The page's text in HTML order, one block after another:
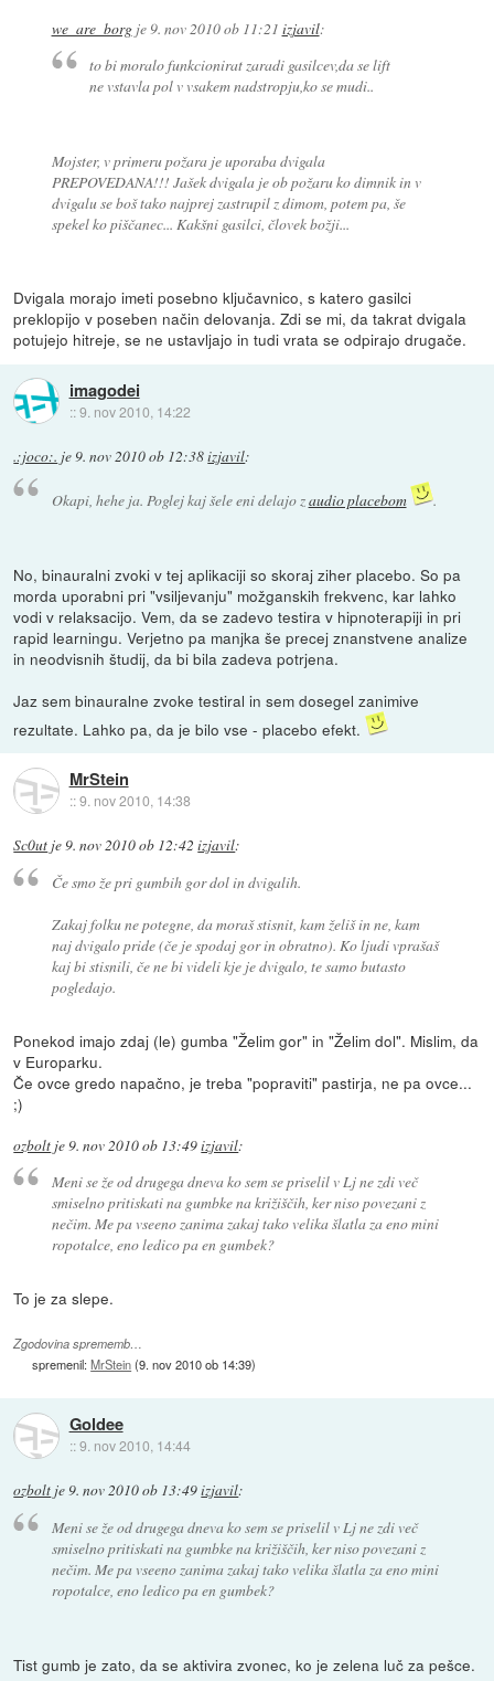
we_are_borgje9. nov 2010 ob 11:21 izjavil:
to bi moralo funkcionirat zaradi gasilcev,da se lift
ne vstavla pol v vsakem nadstropju,ko se mudi..
Mojster, v primeru požara je uporaba dvigala
PREPOVEDANA!!! Jašek dvigala je ob požaru ko dimnik in v
dvigalu se boš tako najprej zastrupil z dimom, potem pa, še
spekel ko piščanec... Kakšni gasilci, človek božji...
Dvigala morajo imeti posebno ključavnico, s katero gasilci
preklopijo v poseben način delovanja. Zdi se mi, da takrat dvigala
potujejo hitreje, se ne ustavljajo in tudi vrata se odpirajo drugače.
imagodei
::9. nov 2010, 14:22
.:joco:. je 9. nov 2010 ob 12:38izjavil:
Okapi, hehe ja. Poglej kaj šele eni delajo zaudio placebom .
No, binauralni zvoki v tej aplikaciji so skoraj ziher placebo. So pa
morda uporabni pri "vsiljevanju" možganskih frekvenc, kar lahko
vodi v relaksacijo. Vem, da se zadevo testira v hipnoterapiji in pri
rapid learningu. Verjetno pa manjka še precej znanstvene analize
in neodvisnih študij, da bi bila zadeva potrjena.
Jaz sem binauralne zvoke testiral in sem dosegel zanimive
rezultate. Lahko pa, da je bilo vse - placebo efekt.
MrStein
::9. nov 2010, 14:38
Sc0ut je9. nov 2010 ob 12:42 izjavil:
Če smo že pri gumbih gor dol in dvigalih.
Zakaj folku ne potegne, da moraš stisnit, kam želiš in ne, kam
naj dvigalo pride (če je spodaj gor in obratno). Ko ljudi vprašaš
kaj bi stisnili, če ne bi videli kje je dvigalo, te samo butasto
pogledajo.
Ponekod imajo zdaj (le) gumba "Želim gor" in "Želim dol". Mislim, da
v Europarku.
Če ovce gredo napačno, je treba "popraviti" pastirja, ne pa ovce...
;)
ozbolt je 9. nov 2010 ob 13:49izjavil:
Meni se že od drugega dneva ko sem se priselil v Lj ne zdi več
smiselno pritiskati na gumbke na križiščih, ker niso povezani z
nečim. Me pa vseeno zanima zakaj tako velika šlatla za eno mini
ropotalce, eno ledico pa en gumbek?
To je za slepe.
Zgodovina sprememb…
spremenil:MrStein(9. nov 2010 ob 14:39)
Goldee
::9. nov 2010, 14:44
ozbolt je9. nov 2010 ob 13:49izjavil:
Meni se že od drugega dneva ko sem se priselil v Lj ne zdi več
smiselno pritiskati na gumbke na križiščih, ker niso povezani z
nečim. Me pa vseeno zanima zakaj tako velika šlatla za eno mini
ropotalce, eno ledico pa en gumbek?
Tist gumb je zato, da se aktivira zvonec, ko je zelena luč za pešce.